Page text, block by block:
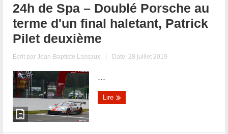
24h de Spa – Doublé Porsche au
terme d'un final haletant, Patrick
Pilet deuxième
Écrit parJean-Baptiste Lassaux | Date: 28 juillet 2019
...
Lire